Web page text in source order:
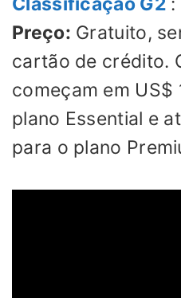
Preço: Gratuito,
cartão de crédito.
começam em US$
plano Essential e
para o plano